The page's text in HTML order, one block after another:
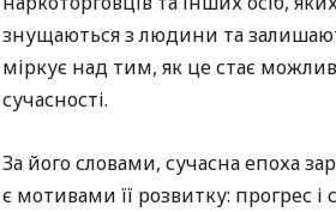
знущаються з людини та
міркує над тим, як це стає
сучасності.
За його словами, сучасна епоха
є мотивами її розвитку: прогрес